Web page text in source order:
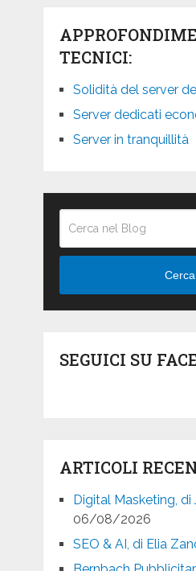
TECNICI:
Solidità del server
Server dedicati
Server in tranquillità
Cerca
SEGUICI SU
ARTICOLI
Digital Masketing, di
06/08/2026
SEO & AI, di Elia